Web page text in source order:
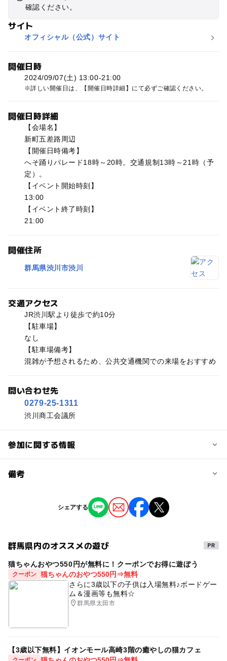
確認ください。
サイト
オフィシャル（公式）サイト
開催日時
2024/09/07(土) 13:00-21:00
詳しい開催日は、【開催日時詳細】にて必ずご確認ください。
開催日時詳細
【会場名】
新町五差路周辺
【開催日時備考】
へそ踊りパレード18時～20時。交通規制13時～21時（予
定）。
【イベント開始時刻】
13:00
【イベント終了時刻】
21:00
開催住所
群馬県渋川市渋川
交通アクセス
JR渋川駅より徒歩で約10分
【駐車場】
なし
【駐車場備考】
混雑が予想されるため、公共交通機関での来場をおすすめ
問い合わせ先
0279-25-1311
渋川商工会議所
参加に関する情報
予約/応募
備考
※掲載の情報は天候や主催者側の都合などにより変更にな
ることがあります。
シェアする
群馬県内のオススメの遊び
猫ちゃんおやつ550円が無料に！クーポンでお得に遊ぼう
クーポン 猫ちゃんのおやつ550円⇒無料
さらに3歳以下の子供は入場無料♪ボードゲー
ム＆漫画等も無料☆
群馬県太田市
【3歳以下無料】イオンモール高崎3階の癒やしの猫カフェ